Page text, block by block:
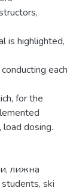
is highlighted,
each
for the
dosing.
, лижна
students, ski